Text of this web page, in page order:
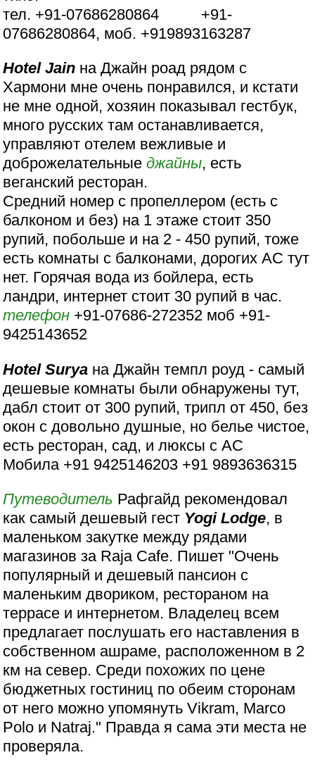
тел. +91-07686280864 +91-
07686280864, моб. +919893163287
Hotel Jain на Джайн роад рядом с
Хармони мне очень понравился, и кстати
не мне одной, хозяин показывал гестбук,
много русских там останавливается,
управляют отелем вежливые и
доброжелательныеджайны, есть
веганский ресторан.
Средний номер с пропеллером (есть с
балконом и без) на 1 этаже стоит 350
рупий, побольше и на 2 - 450 рупий, тоже
есть комнаты с балконами, дорогих АС тут
нет. Горячая вода из бойлера, есть
ландри, интернет стоит 30 рупий в час.
телефон +91-07686-272352 моб +91-
9425143652
Hotel Surya на Джайн темпл роуд - самый
дешевые комнаты были обнаружены тут,
дабл стоит от 300 рупий, трипл от 450, без
окон с довольно душные, но белье чистое,
есть ресторан, сад, и люксы с АС
Мобила +91 9425146203 +91 9893636315
Путеводитель Рафгайд рекомендовал
как самый дешевый гест Yogi Lodge, в
маленьком закутке между рядами
магазинов за Raja Cafe. Пишет "Очень
популярный и дешевый пансион с
маленьким двориком, рестораном на
террасе и интернетом. Владелец всем
предлагает послушать его наставления в
собственном ашраме, расположенном в 2
км на север. Среди похожих по цене
бюджетных гостиниц по обеим сторонам
от него можно упомянуть Vikram, Marco
Polo и Natraj." Правда я сама эти места не
проверяла.